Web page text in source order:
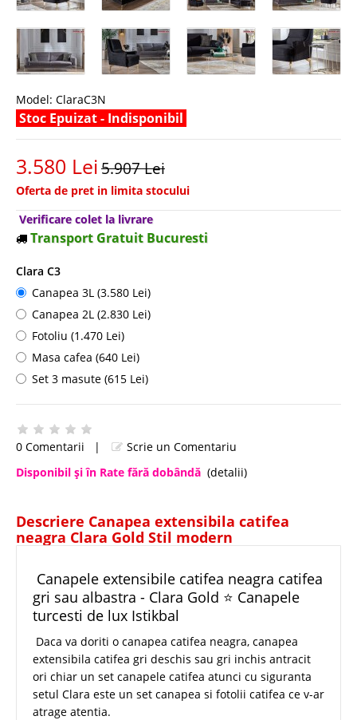
Model: ClaraC3N
Stoc Epuizat - Indisponibil
3.580 Lei5.907 Lei
Oferta de pret in limita stocului
Verificare colet la livrare
Transport Gratuit Bucuresti
Clara C3
Canapea 3L (3.580 Lei)
Canapea 2L (2.830 Lei)
Fotoliu (1.470 Lei)
Masa cafea (640 Lei)
Set 3 masute (615 Lei)
0 Comentarii |
Scrie un Comentariu
Disponibil şi în Rate fără dobândă (detalii)
Descriere Canapea extensibila catifea
neagra Clara Gold Stil modern
Canapele extensibile catifea neagra catifea
gri sau albastra - Clara Gold ⭐ Canapele
turcesti de lux Istikbal
Daca va doriti o canapea catifea neagra, canapea
extensibila catifea gri deschis sau gri inchis antracit
ori chiar un set canapele catifea atunci cu siguranta
setul Clara este un set canapea si fotolii catifea ce v-ar
atrage atentia.